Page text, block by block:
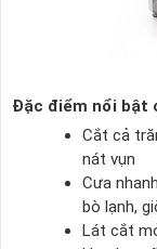
​Đặc điểm nổi bật
Cắt cả
nát vụn
Cưa
bò lạnh,
Lát cắt